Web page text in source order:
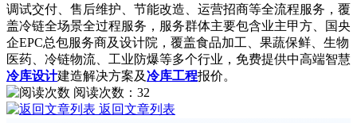
调试交付、售后维护、节能改造、运营招商等全流程服务，覆
盖冷链全场景全过程服务，服务群体主要包含业主甲方、国央
企EPC总包服务商及设计院，覆盖食品加工、果蔬保鲜、生物
医药、冷链物流、工业防爆等多个行业，免费提供中高端智慧
冷库设计建造解决方案及冷库工程报价。
阅读次数： 32
返回文章列表